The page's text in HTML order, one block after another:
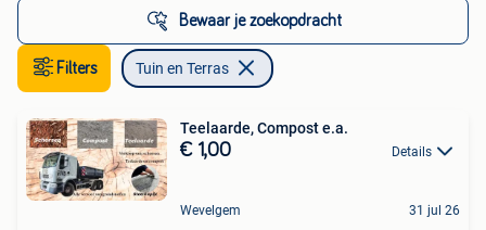
Bewaar je zoekopdracht
Filters Tuin en Terras
Teelaarde, Compost e.a.
€ 1,00 Details
Wevelgem 31 jul 26